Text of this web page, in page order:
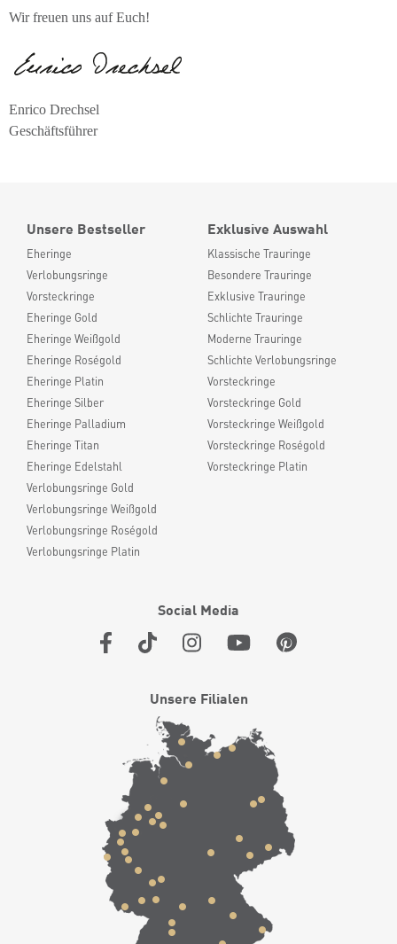
Wir freuen uns auf Euch!
Enrico Drechsel
Geschäftsführer
Unsere Bestseller
Eheringe
Verlobungsringe
Vorsteckringe
Eheringe Gold
Eheringe Weißgold
Eheringe Roségold
Eheringe Platin
Eheringe Silber
Eheringe Palladium
Eheringe Titan
Eheringe Edelstahl
Verlobungsringe Gold
Verlobungsringe Weißgold
Verlobungsringe Roségold
Verlobungsringe Platin
Exklusive Auswahl
Klassische Trauringe
Besondere Trauringe
Exklusive Trauringe
Schlichte Trauringe
Moderne Trauringe
Schlichte Verlobungsringe
Vorsteckringe
Vorsteckringe Gold
Vorsteckringe Weißgold
Vorsteckringe Roségold
Vorsteckringe Platin
Social Media
Unsere Filialen